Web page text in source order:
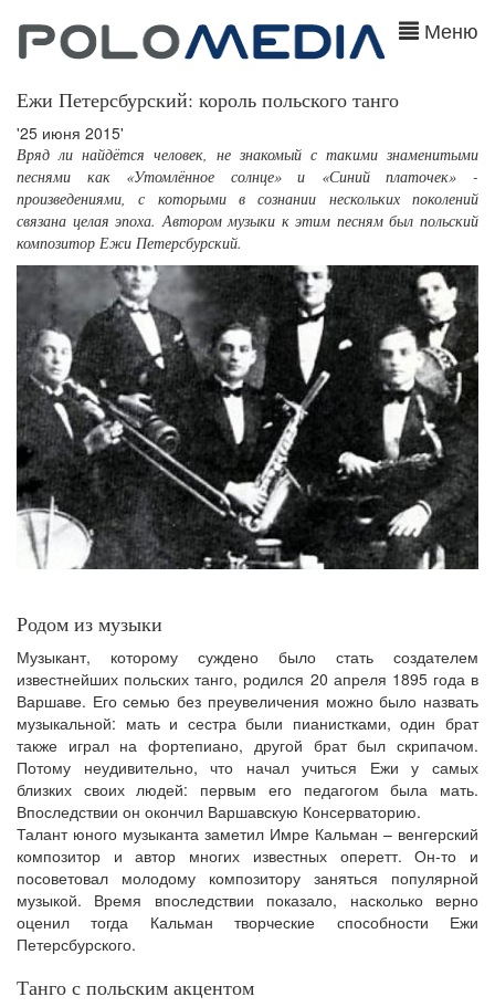
Меню
Ежи Петерсбурский: король польского танго
'25 июня 2015'
Вряд ли найдётся человек, не знакомый с такими знаменитыми
песнями как «Утомлённое солнце» и «Синий платочек» -
произведениями, с которыми в сознании нескольких поколений
связана целая эпоха. Автором музыки к этим песням был польский
композитор Ежи Петерсбурский.
Родом из музыки
Музыкант, которому суждено было стать создателем
известнейших польских танго, родился 20 апреля 1895 года в
Варшаве. Его семью без преувеличения можно было назвать
музыкальной: мать и сестра были пианистками, один брат
также играл на фортепиано, другой брат был скрипачом.
Потому неудивительно, что начал учиться Ежи у самых
близких своих людей: первым его педагогом была мать.
Впоследствии он окончил Варшавскую Консерваторию.
Талант юного музыканта заметил Имре Кальман – венгерский
композитор и автор многих известных оперетт. Он-то и
посоветовал молодому композитору заняться популярной
музыкой. Время впоследствии показало, насколько верно
оценил тогда Кальман творческие способности Ежи
Петерсбурского.
Танго с польским акцентом